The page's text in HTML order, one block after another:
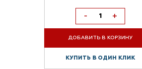
- +
ДОБАВИТЬ В КОРЗИНУ
КУПИТЬ В ОДИН КЛИК